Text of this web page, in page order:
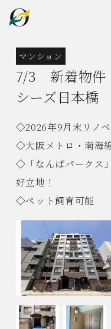
マンション
7/3 新着物件
シーズ日本橋
◇2026年9月末リノベ
◇大阪メトロ・南海
◇「なんばパークス
好立地！
◇ペット飼育可能